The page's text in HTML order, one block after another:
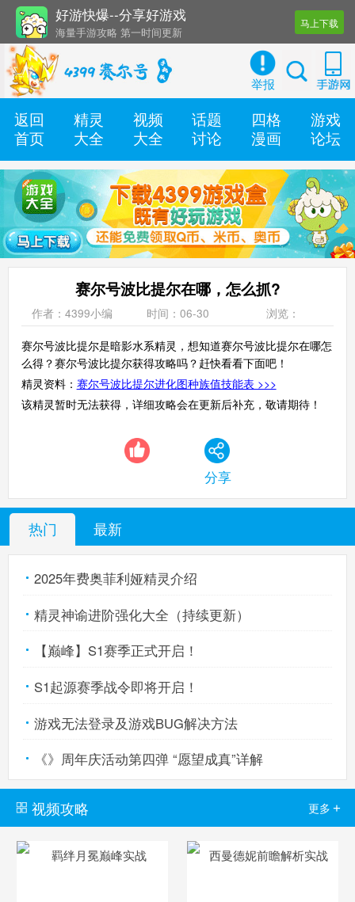
好游快爆--分享好游戏
海量手游攻略 第一时间更新
还有几十款实用辅助工具
马上下载
举报
返回
首页
精灵
大全
视频
大全
话题
讨论
四格
漫画
游戏
论坛
赛尔号波比提尔在哪，怎么抓?
作者：4399小编 时间：06-30 浏览：
赛尔号波比提尔是暗影水系精灵，想知道赛尔号波比提尔在哪怎
么得？赛尔号波比提尔获得攻略吗？赶快看看下面吧！
精灵资料： 赛尔号波比提尔进化图种族值技能表 >>>
该精灵暂时无法获得，详细攻略会在更新后补充，敬请期待！
分享
热门 最新
2025年费奥菲利娅精灵介绍
精灵神谕进阶强化大全（持续更新）
【巅峰】S1赛季正式开启！
S1起源赛季战令即将开启！
游戏无法登录及游戏BUG解决方法
《》周年庆活动第四弹 “愿望成真”详解
视频攻略 更多 +